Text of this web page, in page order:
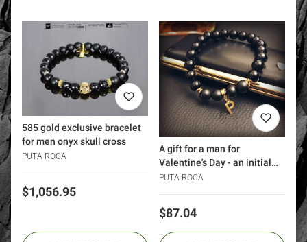
585 gold exclusive bracelet
for men onyx skull cross
PUTA ROCA
Price
$1,056.95
A gift for a man for
Valentine's Day - an initial
monogram bracelet
PUTA ROCA
Price
$87.04